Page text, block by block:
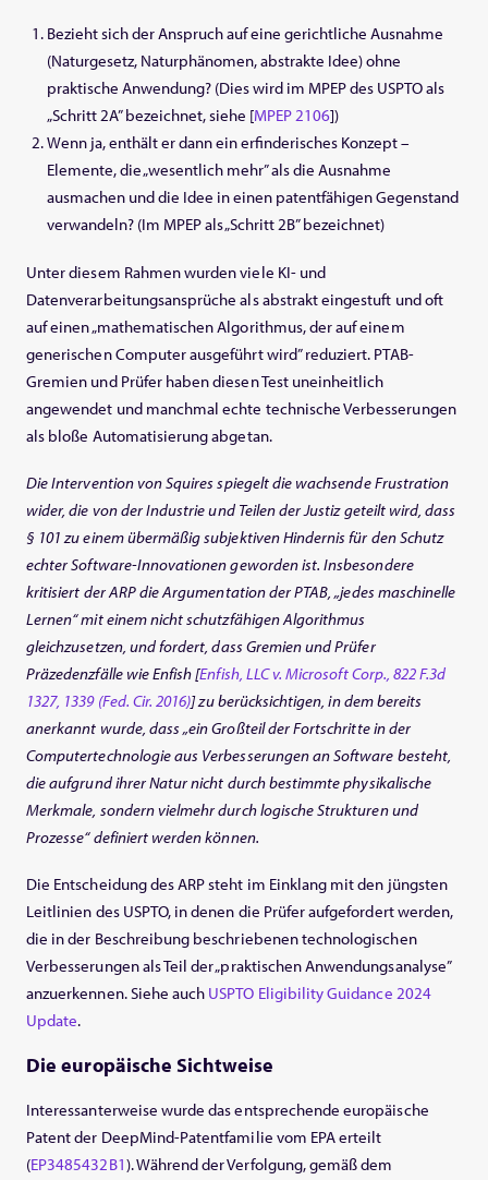
Bezieht sich der Anspruch auf eine gerichtliche Ausnahme
(Naturgesetz, Naturphänomen, abstrakte Idee) ohne
praktische Anwendung? (Dies wird im MPEP des USPTO als
„Schritt 2A” bezeichnet, siehe [MPEP 2106])
Wenn ja, enthält er dann ein erfinderisches Konzept –
Elemente, die „wesentlich mehr” als die Ausnahme
ausmachen und die Idee in einen patentfähigen Gegenstand
verwandeln? (Im MPEP als „Schritt 2B” bezeichnet)
Unter diesem Rahmen wurden viele KI- und
Datenverarbeitungsansprüche als abstrakt eingestuft und oft
auf einen „mathematischen Algorithmus, der auf einem
generischen Computer ausgeführt wird” reduziert. PTAB-
Gremien und Prüfer haben diesen Test uneinheitlich
angewendet und manchmal echte technische Verbesserungen
als bloße Automatisierung abgetan.
Die Intervention von Squires spiegelt die wachsende Frustration
wider, die von der Industrie und Teilen der Justiz geteilt wird, dass
§ 101 zu einem übermäßig subjektiven Hindernis für den Schutz
echter Software-Innovationen geworden ist. Insbesondere
kritisiert der ARP die Argumentation der PTAB, „jedes maschinelle
Lernen“ mit einem nicht schutzfähigen Algorithmus
gleichzusetzen, und fordert, dass Gremien und Prüfer
Präzedenzfälle wie Enfish [Enfish, LLC v. Microsoft Corp., 822 F.3d
1327, 1339 (Fed. Cir. 2016)] zu berücksichtigen, in dem bereits
anerkannt wurde, dass „ein Großteil der Fortschritte in der
Computertechnologie aus Verbesserungen an Software besteht,
die aufgrund ihrer Natur nicht durch bestimmte physikalische
Merkmale, sondern vielmehr durch logische Strukturen und
Prozesse“ definiert werden können.
Die Entscheidung des ARP steht im Einklang mit den jüngsten
Leitlinien des USPTO, in denen die Prüfer aufgefordert werden,
die in der Beschreibung beschriebenen technologischen
Verbesserungen als Teil der „praktischen Anwendungsanalyse”
anzuerkennen. Siehe auch USPTO Eligibility Guidance 2024
Update.
Die europäische Sichtweise
Interessanterweise wurde das entsprechende europäische
Patent der DeepMind-Patentfamilie vom EPA erteilt
(EP3485432B1). Während der Verfolgung, gemäß dem